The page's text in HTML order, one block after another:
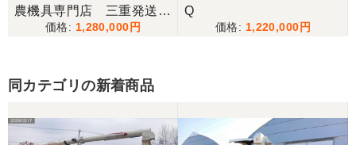
三重県／
当方の要望に対して、素早く対応していただき感謝
スタッフの鈴木さんが親切で機械に詳しく 丁寧にご
対応頂きました。 ありがとう！ 少し距離はあります
農機具専門店 三重発送整
備済み
1,280,000
Q
1,220,000
同カテゴリの新着商品